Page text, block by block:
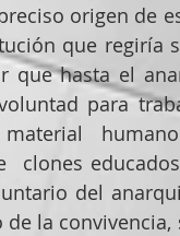
origen de
que regiría
que hasta el
para
clones
del
la